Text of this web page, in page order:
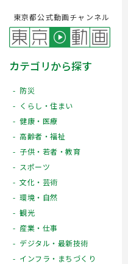
東京都公式動画チャンネル
カテゴリから探す
防災
くらし・住まい
健康・医療
高齢者・福祉
子供・若者・教育
スポーツ
文化・芸術
環境・自然
観光
産業・仕事
デジタル・最新技術
インフラ・まちづくり